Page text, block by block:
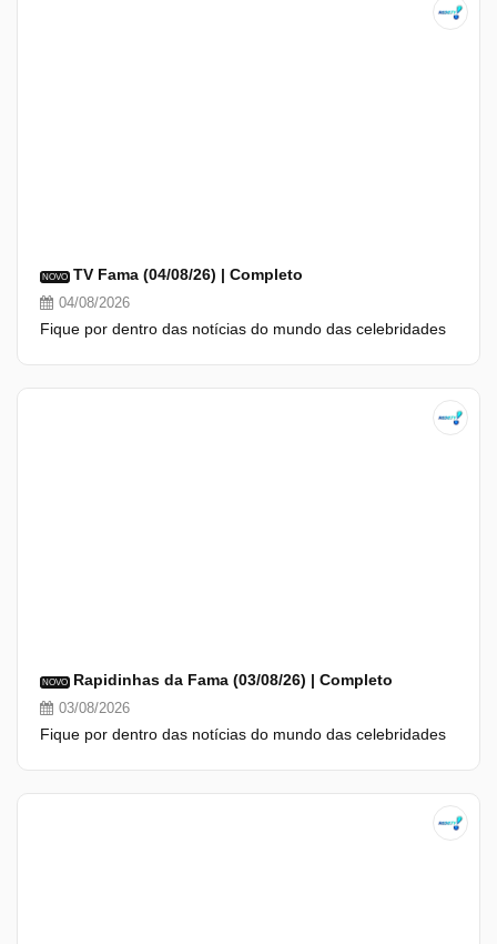
NOVO TV Fama (04/08/26) | Completo
04/08/2026
Fique por dentro das notícias do mundo das celebridades
NOVO Rapidinhas da Fama (03/08/26) | Completo
03/08/2026
Fique por dentro das notícias do mundo das celebridades